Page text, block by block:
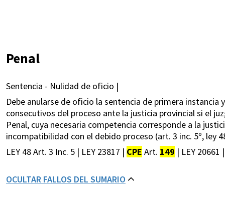
Penal
Sentencia - Nulidad de oficio |
Debe anularse de oficio la sentencia de primera instancia
consecutivos del proceso ante la justicia provincial si el
Penal, cuya necesaria competencia corresponde a la
incompatibilidad con el debido proceso (art. 3 inc. 5º, ley
LEY 48 Art. 3 Inc. 5 | LEY 23817 | CPE Art. 149 | LEY 20661 |
OCULTAR FALLOS DEL SUMARIO